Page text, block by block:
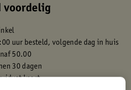
uur besteld, volgende dag in huis
50.00
30 dagen
kaart